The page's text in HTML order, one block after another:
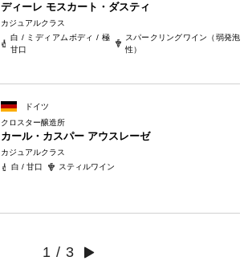
ディーレ モスカート・ダスティ
カジュアルクラス
白 / ミディアムボディ / 極
甘口
スパークリングワイン（弱発泡
性）
ドイツ
クロスター醸造所
カール・カスパー アウスレーゼ
カジュアルクラス
白 / 甘口
スティルワイン
1 / 3